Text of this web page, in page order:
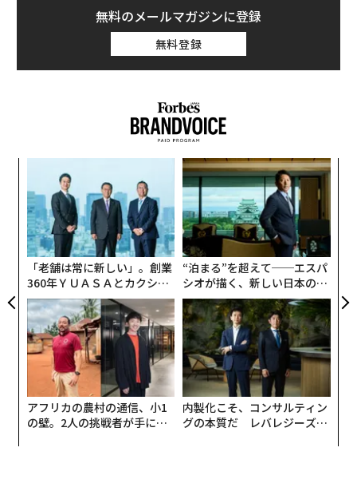
無料のメールマガジンに登録
無料登録
「老舗は常に新しい」。創業
360年ＹＵＡＳＡとカクシン
CEO田尻望が語る、AIを超え
る人の価値
“泊まる”を超えて──エスパ
シオが描く、新しい日本のラ
グジュアリー（前編）
アフリカの農村の通信、小1
の壁。2人の挑戦者が手にし
内製化こそ、コンサルティン
グの本質だ レバレジーズが